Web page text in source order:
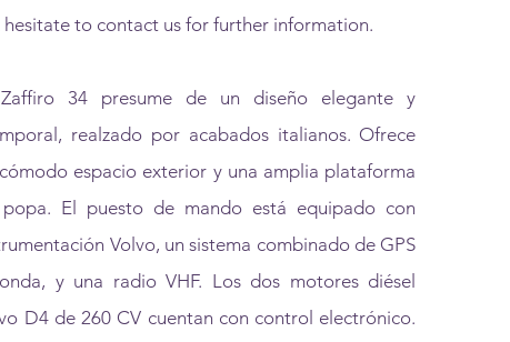
hesitate to contact us for further information.
34 presume de un diseño elegante y
realzado por acabados italianos. Ofrece
espacio exterior y una amplia plataforma
El puesto de mando está equipado con
Volvo, un sistema combinado de GPS
y una radio VHF. Los dos motores diésel
D4 de 260 CV cuentan con control electrónico.